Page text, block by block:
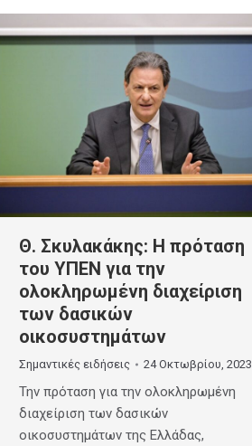
Θ. Σκυλακάκης: Η πρόταση
του ΥΠΕΝ για την
ολοκληρωμένη διαχείριση
των δασικών
οικοσυστημάτων
Σημαντικές ειδήσεις 24 Οκτωβρίου, 2023
Την πρόταση για την ολοκληρωμένη
διαχείριση των δασικών
οικοσυστημάτων της Ελλάδας,